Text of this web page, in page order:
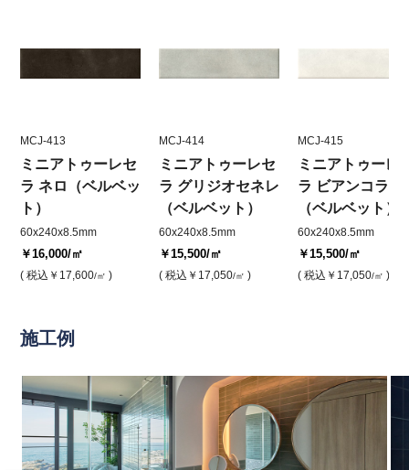
MCJ-413
ミニアトゥーレセ
ラ ネロ（ベルベッ
ト）
60x240x8.5mm
￥16,000/㎡
( 税込 ￥17,600/㎡ )
MCJ-414
ミニアトゥーレセ
ラ グリジオセネレ
（ベルベット）
60x240x8.5mm
￥15,500/㎡
( 税込 ￥17,050/㎡ )
MCJ-415
ミニアトゥーレ
ラ ビアンコラテ
（ベルベット）
60x240x8.5mm
￥15,500/㎡
( 税込 ￥17,050/㎡ )
施工例